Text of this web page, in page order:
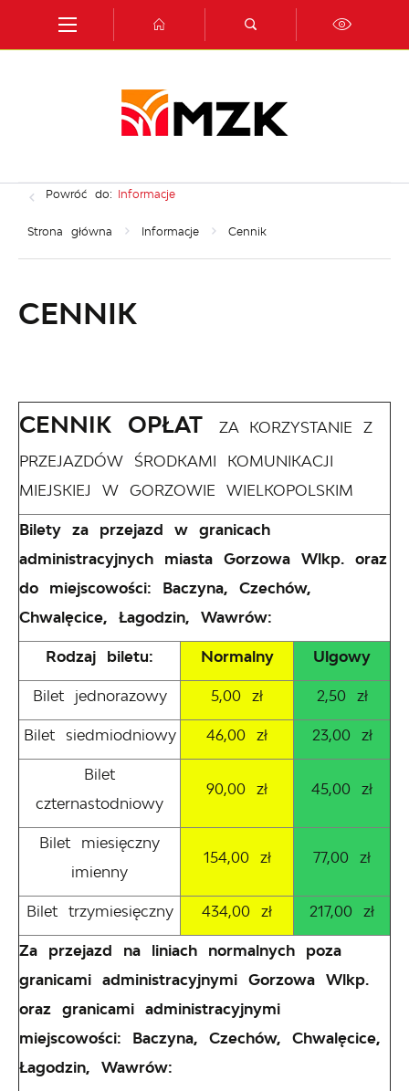
Przejdź do wyszukiwarki.
Przejdź do ustawień wielkości czcionki.
Włącz wersję kontrastową strony.
Powróć do: Informacje
Strona główna Informacje Cennik
CENNIK
CENNIK OPŁAT
ZA KORZYSTANIE Z
PRZEJAZDÓW ŚRODKAMI KOMUNIKACJI
MIEJSKIEJ W GORZOWIE WIELKOPOLSKIM
Bilety za przejazd w granicach
administracyjnych miasta Gorzowa Wlkp. oraz
do miejscowości: Baczyna, Czechów,
Chwalęcice, Łagodzin, Wawrów:
Rodzaj biletu: Normalny Ulgowy
Bilet jednorazowy 5,00 zł 2,50 zł
Bilet siedmiodniowy 46,00 zł 23,00 zł
Bilet
czternastodniowy
90,00 zł 45,00 zł
Bilet miesięczny
imienny
154,00 zł 77,00 zł
Bilet trzymiesięczny 434,00 zł 217,00 zł
Za przejazd na liniach normalnych poza
granicami administracyjnymi Gorzowa Wlkp.
oraz granicami administracyjnymi
miejscowości: Baczyna, Czechów, Chwalęcice,
Łagodzin, Wawrów: